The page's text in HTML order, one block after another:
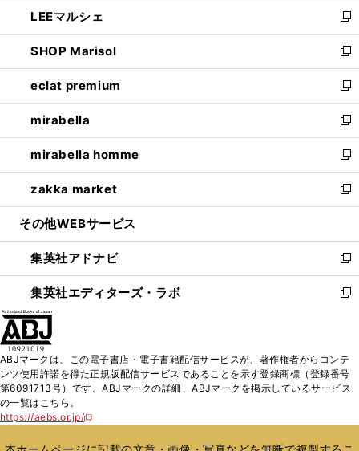
く
で
開
く
ド
ウ
で
開
く
ィ
ン
ド
ウ
で
開
く
い
ウ
ィ
ン
ド
ウ
で
開
く
LEEマルシェ
新
し
い
ウ
ィ
ン
ド
ウ
で
開
く
SHOP Marisol
新
し
い
ウ
ィ
ン
ド
ウ
で
開
eclat premium
新
し
い
ウ
ィ
ン
ド
ウ
開
く
mirabella
新
し
い
ウ
ィ
ン
ウ
で
開
く
mirabella homme
新
し
い
ウ
ン
ド
ウ
で
zakka market
新
し
ウ
ィ
ン
ド
く
その他WEBサービス
集英社アドナビ
新
し
い
ド
ウ
で
集英社エディターズ・ラボ
新
ィ
ン
ド
開
ABJマークは、この電子書店・電子書籍配信サービスが、著作権者からコンテ
ンツ使用許諾を得た正規版配信サービスであることを示す登録商標（登録番号
第6091713号）です。ABJマークの詳細、ABJマークを掲示しているサービス
の一覧はこちら。
https://aebs.or.jp/
新
い